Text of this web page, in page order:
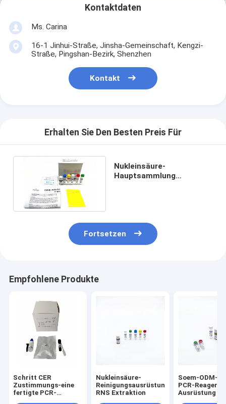
Kontaktdaten
Ms. Carina
16-1 Jinhui-Straße, Jinsha-Gemeinschaft, Kengzi-
Straße, Pingshan-Bezirk, Shenzhen
Kontakt
Erhalten Sie Den Besten Preis Für
Nukleinsäure-
Hauptsammlung
Fortsetzen
Empfohlene Produkte
Schritt CER
Zustimmungs-eine
fertigte PCR-
Nukleinsäure-
Reinigungsausrüstung
RNS Extraktion
Soem-ODM-
PCR-Reagens-
Ausrüstung